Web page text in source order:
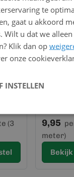
-
(3
9,95
meter)
te
gaat u akkoord
Wilt u dat we
Klik dan op
onze
INSTELLEN